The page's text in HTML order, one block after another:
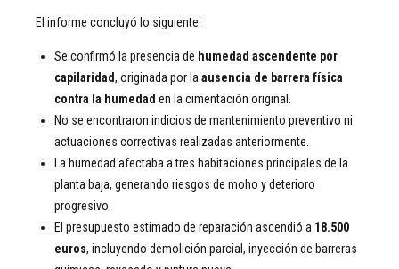
El informe concluyó lo siguiente:
Se confirmó la presencia de humedad ascendente por
capilaridad, originada por la ausencia de barrera física
contra la humedad en la cimentación original.
No se encontraron indicios de mantenimiento preventivo ni
actuaciones correctivas realizadas anteriormente.
La humedad afectaba a tres habitaciones principales de la
planta baja, generando riesgos de moho y deterioro
progresivo.
El presupuesto estimado de reparación ascendió a 18.500
euros, incluyendo demolición parcial, inyección de barreras